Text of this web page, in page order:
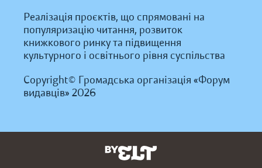
Реалізація проєктів, що спрямовані на
популяризацію читання, розвиток
книжкового ринку та підвищення
культурного і освітнього рівня суспільства
Copyright© Громадська організація «Форум
видавців» 2026